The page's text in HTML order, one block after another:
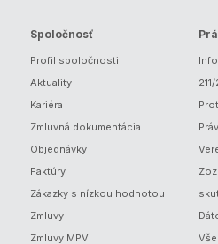
Spoločnosť
Profil spoločnosti
Aktuality
Kariéra
Zmluvná dokumentácia
Objednávky
Faktúry
Zákazky s nízkou hodnotou
Zmluvy
Zmluvy MPV